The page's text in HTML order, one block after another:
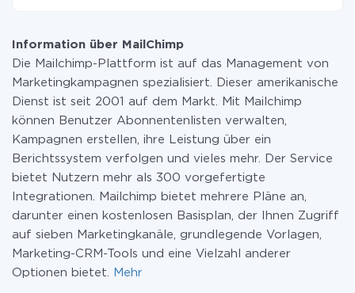
Weitere Informationen zuTarifen
Information über MailChimp
Die Mailchimp-Plattform ist auf das Management von
Marketingkampagnen spezialisiert. Dieser amerikanische
Dienst ist seit 2001 auf dem Markt. Mit Mailchimp
können Benutzer Abonnentenlisten verwalten,
Kampagnen erstellen, ihre Leistung über ein
Berichtssystem verfolgen und vieles mehr. Der Service
bietet Nutzern mehr als 300 vorgefertigte
Integrationen. Mailchimp bietet mehrere Pläne an,
darunter einen kostenlosen Basisplan, der Ihnen Zugriff
auf sieben Marketingkanäle, grundlegende Vorlagen,
Marketing-CRM-Tools und eine Vielzahl anderer
Optionen bietet.
Mehr